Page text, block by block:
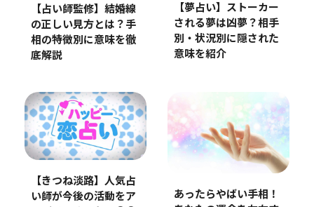
【占い師監修】結婚線
の正しい見方とは？手
相の特徴別に意味を徹
底解説
【夢占い】ストーカー
される夢は凶夢？相手
別・状況別に隠された
意味を紹介
【きつね淡路】人気占
い師が今後の活動をア
あったらやばい手相！